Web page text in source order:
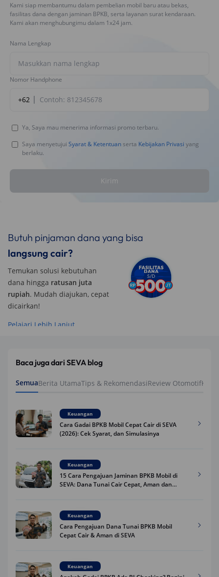
Kami siap membantumu dalam pembelian mobil baru atau bekas,
fasilitas dana dengan jaminan BPKB, serta layanan surat kendaraan.
Kami akan menghubungimu dalam 1x24 jam.
Nama Lengkap
Nomor Handphone
+62
Ya, Saya mau menerima informasi promo terbaru.
Saya menyetujui Syarat & Ketentuan serta Kebijakan Privasi yang
berlaku.
Kirim
Butuh pinjaman dana yang bisa
langsung cair?
Temukan solusi kebutuhan
dana hingga ratusan juta
rupiah. Mudah diajukan, cepat
dicairkan!
Pelajari Lebih Lanjut
Baca juga dari SEVA blog
SemuaBerita UtamaTips & RekomendasiReview Otomotif
Keuangan
Cara Gadai BPKB Mobil Cepat Cair di SEVA
(2026): Cek Syarat, dan Simulasinya
Keuangan
15 Cara Pengajuan Jaminan BPKB Mobil di
SEVA: Dana Tunai Cair Cepat, Aman dan
Keuangan
Cara Pengajuan Dana Tunai BPKB Mobil
Cepat Cair & Aman di SEVA
Keuangan